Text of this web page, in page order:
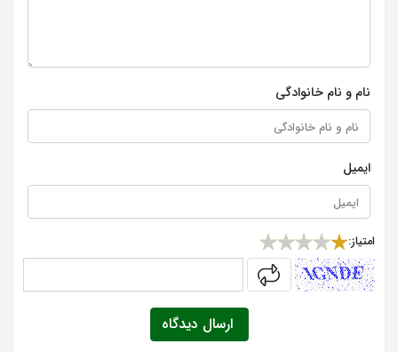
نام و نام خانوادگی
ایمیل
امتیاز:
ارسال دیدگاه